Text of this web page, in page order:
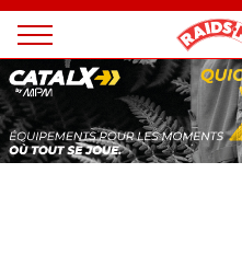
Magazine
Raids
Panneau de gestion des